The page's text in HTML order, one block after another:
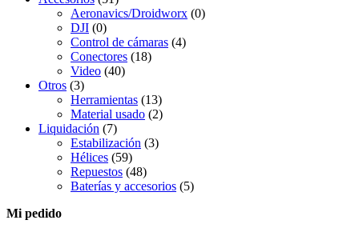
Aeronavics/Droidworx (0)
DJI (0)
Control de cámaras (4)
Conectores (18)
Video (40)
Otros (3)
Herramientas (13)
Material usado (2)
Liquidación (7)
Estabilización (3)
Hélices (59)
Repuestos (48)
Baterías y accesorios (5)
Mi pedido